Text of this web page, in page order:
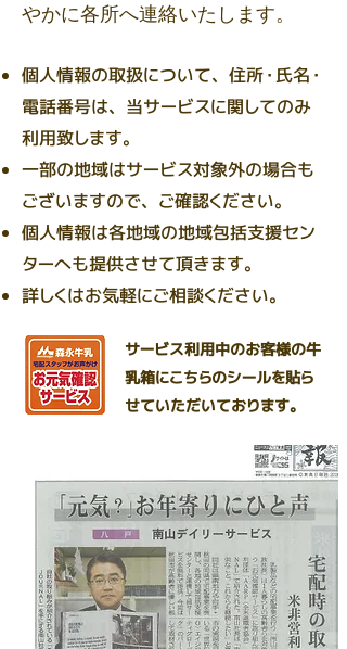
やかに各所へ連絡いたします。
個人情報の取扱について、住所・氏名・
電話番号は、当サービスに関してのみ
利用致します。
一部の地域はサービス対象外の場合も
ございますので、ご確認ください。
個人情報は各地域の地域包括支援セン
ターへも提供させて頂きます。
詳しくはお気軽にご相談ください。
サービス利用中のお客様の牛
乳箱にこちらのシールを貼ら
せていただいております。